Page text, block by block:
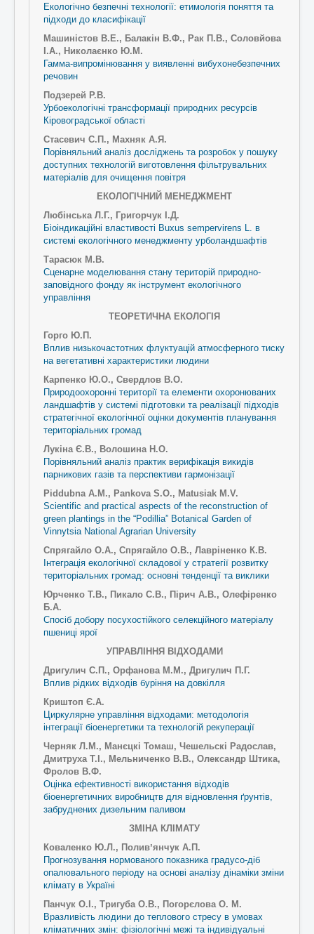
Екологічно безпечні технології: етимологія поняття та
підходи до класифікації
Машиністов В.Е., Балакін В.Ф., Рак П.В., Соловйова
І.А., Николаєнко Ю.М.
Гамма-випромінювання у виявленні вибухонебезпечних
речовин
Подзерей Р.В.
Урбоекологічні трансформації природних ресурсів
Кіровоградської області
Стасевич С.П., Махняк А.Я.
Порівняльний аналіз досліджень та розробок у пошуку
доступних технологій виготовлення фільтрувальних
матеріалів для очищення повітря
ЕКОЛОГІЧНИЙ МЕНЕДЖМЕНТ
Любінська Л.Г., Григорчук І.Д.
Біоіндикаційні властивості Buxus sempervirens L. в
системі екологічного менеджменту урболандшафтів
Тарасюк М.В.
Сценарне моделювання стану територій природно-
заповідного фонду як інструмент екологічного
управління
ТЕОРЕТИЧНА ЕКОЛОГІЯ
Горго Ю.П.
Вплив низькочастотних флуктуацій атмосферного тиску
на вегетативні характеристики людини
Карпенко Ю.О., Свердлов В.О.
Природоохоронні території та елементи охоронюваних
ландшафтів у системі підготовки та реалізації підходів
стратегічної екологічної оцінки документів планування
територіальних громад
Лукіна Є.В., Волошина Н.О.
Порівняльний аналіз практик верифікація викидів
парникових газів та перспективи гармонізації
Piddubna A.M., Pankova S.O., Matusiak M.V.
Scientific and practical aspects of the reconstruction of
green plantings in the “Podillia” Botanical Garden of
Vinnytsia National Agrarian University
Спрягайло О.А., Спрягайло О.В., Лавріненко К.В.
Інтеграція екологічної складової у стратегії розвитку
територіальних громад: основні тенденції та виклики
Юрченко Т.В., Пикало С.В., Пірич А.В., Олефіренко
Б.А.
Спосіб добору посухостійкого селекційного матеріалу
пшениці ярої
УПРАВЛІННЯ ВІДХОДАМИ
Дригулич С.П., Орфанова М.М., Дригулич П.Г.
Вплив рідких відходів буріння на довкілля
Криштоп Є.А.
Циркулярне управління відходами: методологія
інтеграції біоенергетики та технологій рекуперації
Черняк Л.М., Манєцкі Томаш, Чешельскі Радослав,
Дмитруха Т.І., Мельниченко В.В., Олександр Штика,
Фролов В.Ф.
Оцінка ефективності використання відходів
біоенергетичних виробництв для відновлення ґрунтів,
забруднених дизельним паливом
ЗМІНА КЛІМАТУ
Коваленко Ю.Л., Поливʼянчук А.П.
Прогнозування нормованого показника градусо-діб
опалювального періоду на основі аналізу дінаміки зміни
клімату в Україні
Панчук О.І., Тригуба О.В., Погорєлова О. М.
Вразливість людини до теплового стресу в умовах
кліматичних змін: фізіологічні межі та індивідуальні